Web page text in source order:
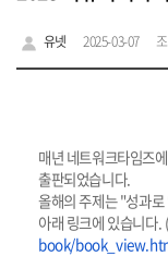
유넷 2025-03-07
매년 네트워크타임즈
출판되었습니다.
올해의 주제는 "성과
아래 링크에 있습니다. (
book/